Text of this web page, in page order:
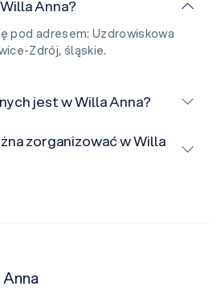
Anna?
pod adresem: Uzdrowiskowa
Zdrój, śląskie.
jest w Willa Anna?
zorganizować w Willa